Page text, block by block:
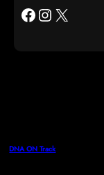
Facebook Instagram X
DNA ON Track